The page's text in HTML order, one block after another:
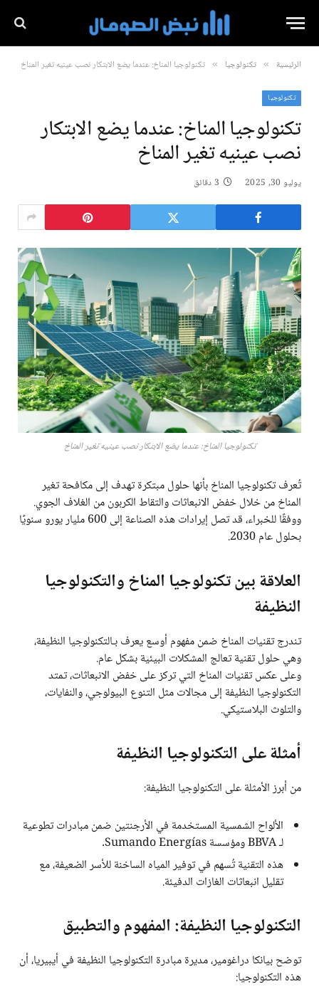
الرئيسية » تكنولوجيا » تكنولوجيا المناخ: عندما يضع الابتكار نصب عينيه تغير المناخ
تكنولوجيا
تكنولوجيا المناخ: عندما يضع الابتكار
نصب عينيه تغير المناخ
يوليو 30, 2025 3 دقائق
تكنولوجيا المناخ: عندما يضع الابتكار نصب عينيه تغير المناخ
تُعرف تكنولوجيا المناخ بأنها حلول مبتكرة تهدف إلى مكافحة تغير
المناخ من خلال خفض الانبعاثات والتقاط الكربون من الغلاف الجوي.
ووفقًا للخبراء، قد تصل إيرادات هذه الصناعة إلى 600 مليار يورو سنويًا
بحلول عام 2030.
العلاقة بين تكنولوجيا المناخ والتكنولوجيا
النظيفة
تندرج تقنيات المناخ ضمن مفهوم أوسع يعرف بـالتكنولوجيا النظيفة،
وهي حلول تقنية تعالج المشكلات البيئية بشكل عام.
وعلى عكس تقنيات المناخ التي تركز على خفض الانبعاثات، تمتد
التكنولوجيا النظيفة إلى مجالات مثل التنوع البيولوجي، والنفايات،
والتلوث البلاستيكي.
أمثلة على التكنولوجيا النظيفة
من أبرز الأمثلة على التكنولوجيا النظيفة:
الألواح الشمسية المستخدمة في الأرجنتين ضمن مبادرات تطوعية
لـ BBVA ومؤسسة Sumando Energías.
هذه التقنية تُسهم في توفير المياه الساخنة للأسر الضعيفة، مع
تقليل انبعاثات الغازات الدفيئة.
التكنولوجيا النظيفة: المفهوم والتطبيق
توضح بيانكا دراغومير، مديرة مبادرة التكنولوجيا النظيفة في أيبيريا، أن
هذه التكنولوجيا: